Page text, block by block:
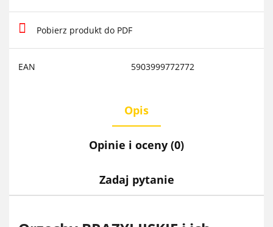
Pobierz produkt do PDF
EAN 5903999772772
Opis
Opinie i oceny (0)
Zadaj pytanie